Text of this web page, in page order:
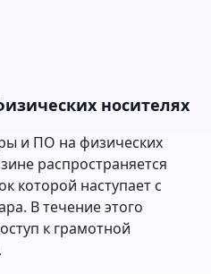
носителях
и ПО на физических
распространяется
которой наступает с
В течение этого
к грамотной